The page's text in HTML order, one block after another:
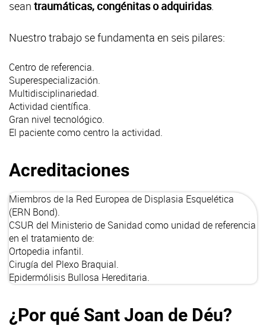
sean traumáticas, congénitas o adquiridas.
Nuestro trabajo se fundamenta en seis pilares:
Centro de referencia.
Superespecialización.
Multidisciplinariedad.
Actividad científica.
Gran nivel tecnológico.
El paciente como centro la actividad.
Acreditaciones
Miembros de la Red Europea de Displasia Esquelética
(ERN Bond).
CSUR del Ministerio de Sanidad como unidad de referencia
en el tratamiento de:
Ortopedia infantil.
Cirugía del Plexo Braquial.
Epidermólisis Bullosa Hereditaria.
¿Por qué Sant Joan de Déu?